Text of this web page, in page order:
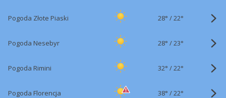
Pogoda Złote Piaski 28° /22°
Pogoda Nesebyr 28° /23°
Pogoda Rimini 32° /22°
Pogoda Florencja 38° /22°